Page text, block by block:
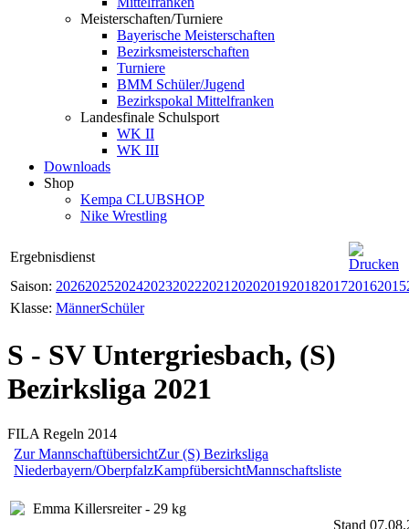
Meisterschaften/Turniere
Bayerische Meisterschaften
Bezirksmeisterschaften
Turniere
BMM Schüler/Jugend
Bezirkspokal Mittelfranken
Landesfinale Schulsport
WK II
WK III
Downloads
Shop
Kempa CLUBSHOP
Nike Wrestling
Ergebnisdienst
Saison: 202620252024202320222021 202020192018201720162015
Klasse: MännerSchüler
S - SV Untergriesbach, (S)
Bezirksliga 2021
FILA Regeln 2014
Zur MannschaftübersichtZur (S) Bezirksliga
Niederbayern/OberpfalzKampfübersichtMannschaftsliste
Emma Killersreiter - 29 kg
Stand